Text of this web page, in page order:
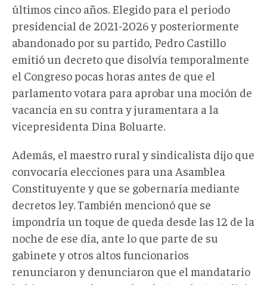
últimos cinco años. Elegido para el periodo
presidencial de 2021-2026 y posteriormente
abandonado por su partido, Pedro Castillo
emitió un decreto que disolvía temporalmente
el Congreso pocas horas antes de que el
parlamento votara para aprobar una moción de
vacancia en su contra y juramentara a la
vicepresidenta Dina Boluarte.
Además, el maestro rural y sindicalista dijo que
convocaría elecciones para una Asamblea
Constituyente y que se gobernaría mediante
decretos ley. También mencionó que se
impondría un toque de queda desde las 12 de la
noche de ese día, ante lo que parte de su
gabinete y otros altos funcionarios
renunciaron y denunciaron que el mandatario